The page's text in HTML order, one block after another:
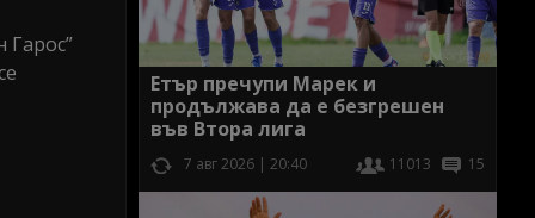
Гарос”
Етър пречупи Марек и
продължава да е безгрешен
във Втора лига
7 авг 2026 | 20:40 11013 15